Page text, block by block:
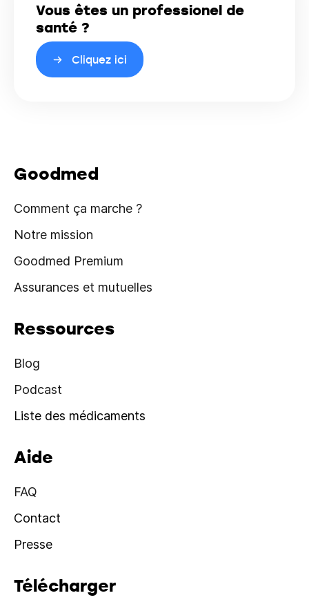
Vous êtes un professionel de
santé ?
Cliquez ici
Goodmed
Comment ça marche ?
Notre mission
Goodmed Premium
Assurances et mutuelles
Ressources
Blog
Podcast
Liste des médicaments
Aide
FAQ
Contact
Presse
Télécharger